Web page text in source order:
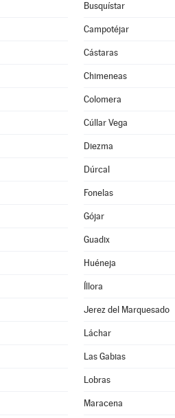
Busquístar
Campotéjar
Cástaras
Chimeneas
Colomera
Cúllar Vega
Diezma
Dúrcal
Fonelas
Gójar
Guadix
Huéneja
Íllora
Jerez del Marquesado
Láchar
Las Gabias
Lobras
Maracena